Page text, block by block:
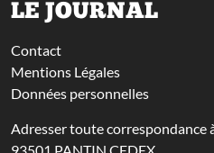
LE JOURNAL
Contact
Mentions Légales
Données personnelles
Adresser toute correspondance